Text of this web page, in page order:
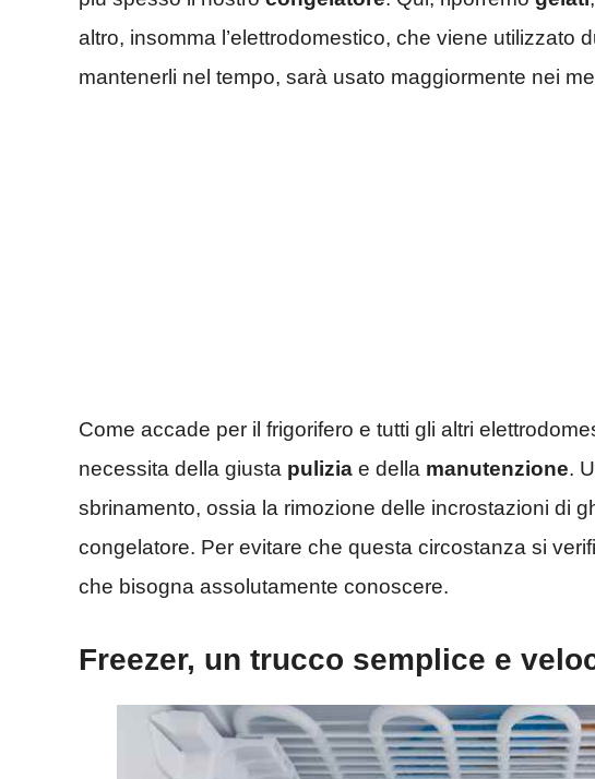
altro, insomma l’elettrodomestico, che viene utilizzato
mantenerli nel tempo, sarà usato maggiormente nei
Come accade per il frigorifero e tutti gli altri
necessita della giusta pulizia e della manutenzione.
sbrinamento, ossia la rimozione delle incrostazioni di
congelatore. Per evitare che questa circostanza si
che bisogna assolutamente conoscere.
Freezer, un trucco semplice e